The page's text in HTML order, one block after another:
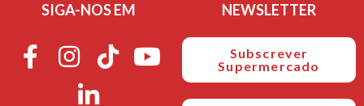
SIGA-NOS EM NEWSLETTER
Subscrever
Supermercado